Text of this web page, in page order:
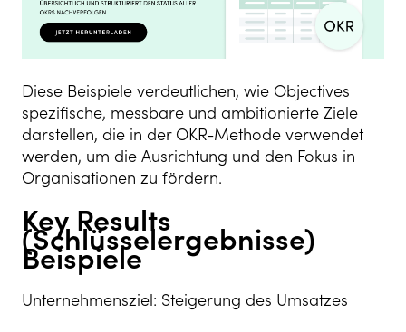
Diese Beispiele verdeutlichen, wie Objectives
spezifische, messbare und ambitionierte Ziele
darstellen, die in der OKR-Methode verwendet
werden, um die Ausrichtung und den Fokus in
Organisationen zu fördern.
Key Results
(Schlüsselergebnisse)
Beispiele
Unternehmensziel: Steigerung des Umsatzes